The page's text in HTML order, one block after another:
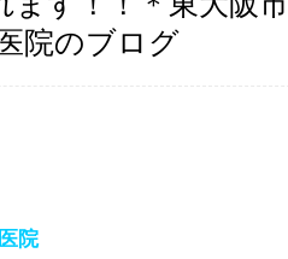
院のブログ
院